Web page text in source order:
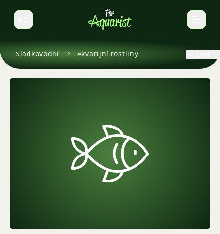
Select language
Sladkovodní Akvarijní rostliny